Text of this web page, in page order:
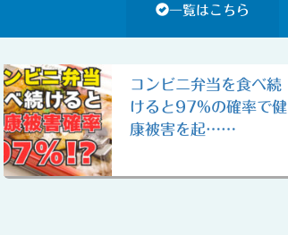
一覧はこちら
コンビニ弁当を食べ続
けると97%の確率で健
康被害を起……